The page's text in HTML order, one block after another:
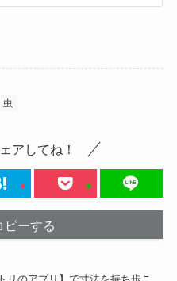
虫
アしてね！
ピーする